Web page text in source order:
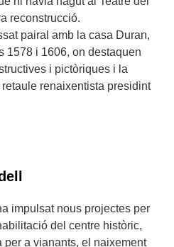
reconstrucció.
pairal amb la casa Duran,
1578 i 1606, on destaquen
i pictòriques i la
renaixentista presidint
impulsat nous projectes per
del centre històric,
per a vianants, el naixement